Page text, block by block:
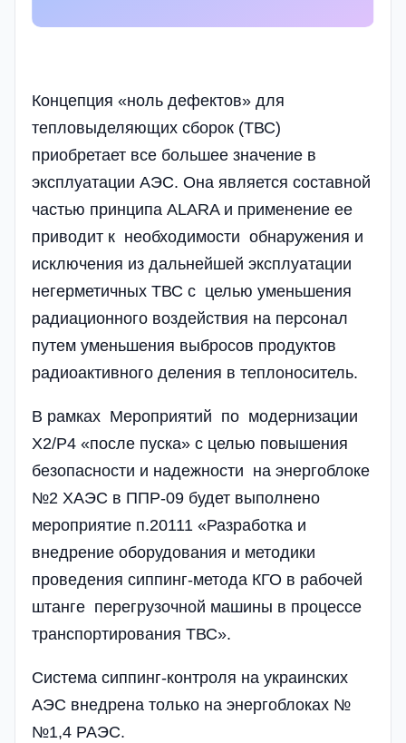
Концепция «ноль дефектов» для
тепловыделяющих сборок (ТВС)
приобретает все большее значение в
эксплуатации АЭС. Она является составной
частью принципа ALARA и применение ее
приводит к необходимости обнаружения и
исключения из дальнейшей эксплуатации
негерметичных ТВС с целью уменьшения
радиационного воздействия на персонал
путем уменьшения выбросов продуктов
радиоактивного деления в теплоноситель.
В рамках Мероприятий по модернизации
Х2/Р4 «после пуска» с целью повышения
безопасности и надежности на энергоблоке
№2 ХАЭС в ППР-09 будет выполнено
мероприятие п.20111 «Разработка и
внедрение оборудования и методики
проведения сиппинг-метода КГО в рабочей
штанге перегрузочной машины в процессе
транспортирования ТВС».
Система сиппинг-контроля на украинских
АЭС внедрена только на энергоблоках №
№1,4 РАЭС.